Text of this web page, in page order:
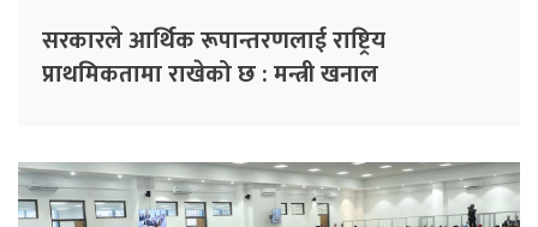
सरकारले आर्थिक रूपान्तरणलाई राष्ट्रिय
प्राथमिकतामा राखेको छ : मन्त्री खनाल